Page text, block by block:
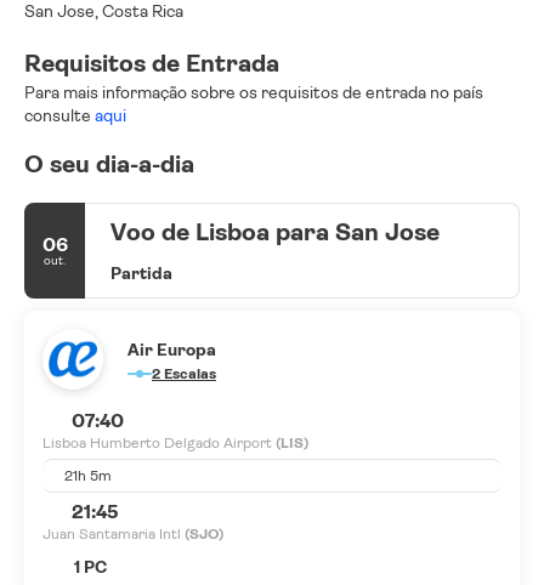
San Jose, Costa Rica
Requisitos de Entrada
Para mais informação sobre os requisitos de entrada no país
consulte aqui
O seu dia-a-dia
06
out.
Voo de Lisboa para San Jose
Partida
Air Europa
2 Escalas
07:40
Lisboa Humberto Delgado Airport (LIS)
21h 5m
21:45
Juan Santamaria Intl (SJO)
1 PC